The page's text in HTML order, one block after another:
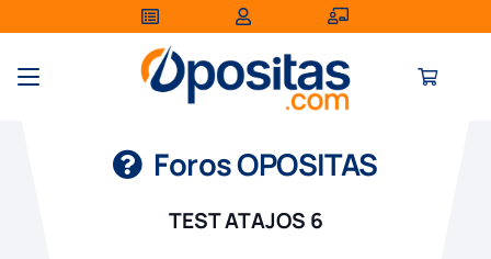
Foros OPOSITAS
TEST ATAJOS 6